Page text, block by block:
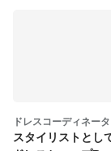
ドレスコーディネー
スタイリストとし